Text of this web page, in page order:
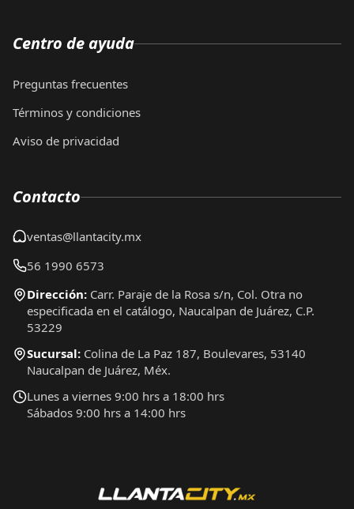
Centro de ayuda
Preguntas frecuentes
Términos y condiciones
Aviso de privacidad
Contacto
ventas@llantacity.mx
56 1990 6573
Dirección: Carr. Paraje de la Rosa s/n, Col. Otra no
especificada en el catálogo, Naucalpan de Juárez, C.P.
53229
Sucursal: Colina de La Paz 187, Boulevares, 53140
Naucalpan de Juárez, Méx.
Lunes a viernes 9:00 hrs a 18:00 hrs
Sábados 9:00 hrs a 14:00 hrs